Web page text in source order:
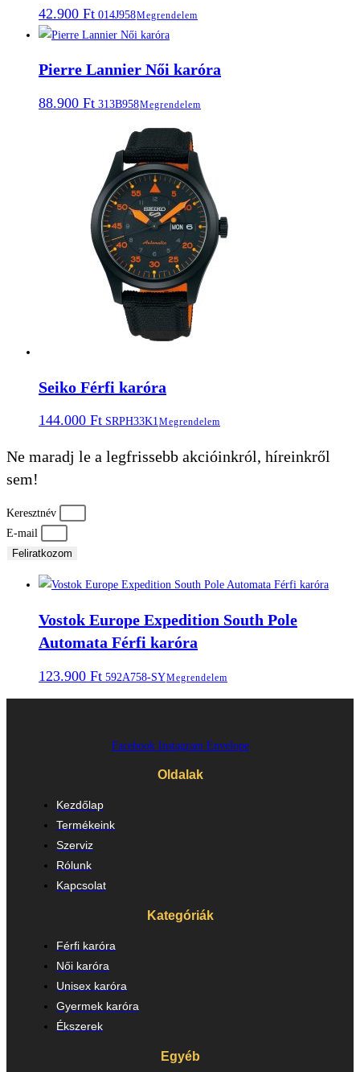
42.900 Ft 014J958Megrendelem
Pierre Lannier Női karóra
88.900 Ft 313B958Megrendelem
Seiko Férfi karóra
144.000 Ft SRPH33K1Megrendelem
Ne maradj le a legfrissebb akcióinkról, híreinkről
sem!
Keresztnév
E-mail
Feliratkozom
Vostok Europe Expedition South Pole
Automata Férfi karóra
123.900 Ft 592A758-SYMegrendelem
Facebook Instagram Envelope
Oldalak
Kezdőlap
Termékeink
Szerviz
Rólunk
Kapcsolat
Kategóriák
Férfi karóra
Női karóra
Unisex karóra
Gyermek karóra
Ékszerek
Egyéb